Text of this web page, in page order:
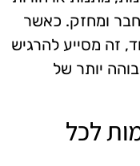
ומחזק. כאשר
זה מסייע להרגיש
יותר של
לכל